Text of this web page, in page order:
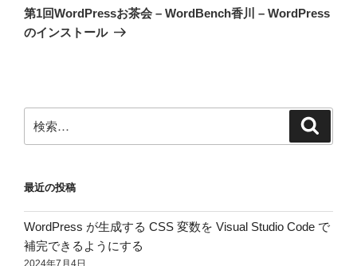
ー
シ
の
投
第1回WordPressお茶会 – WordBench香川 – WordPress
のインストール
索:
最近の投稿
WordPress が生成する CSS 変数を Visual Studio Code で
補完できるようにする
2024年7月4日